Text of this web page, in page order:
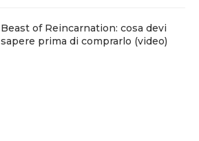
Beast of Reincarnation: cosa devi
sapere prima di comprarlo (video)